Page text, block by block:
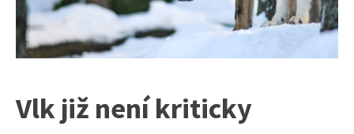
Vlk již není kriticky